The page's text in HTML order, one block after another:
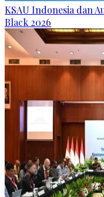
KSAU Indonesia dan
Black 2026